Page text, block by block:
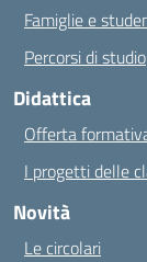
Famiglie e
Percorsi di studio
Didattica
Offerta
I progetti delle
Novità
Le circolari